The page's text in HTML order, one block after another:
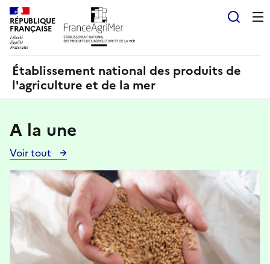
RÉPUBLIQUE
FRANÇAISE
Établissement national des produits de
l'agriculture et de la mer
A la une
Voir tout
Voir
toutes
les
actualités
Image
Panneau de gestion des cookies